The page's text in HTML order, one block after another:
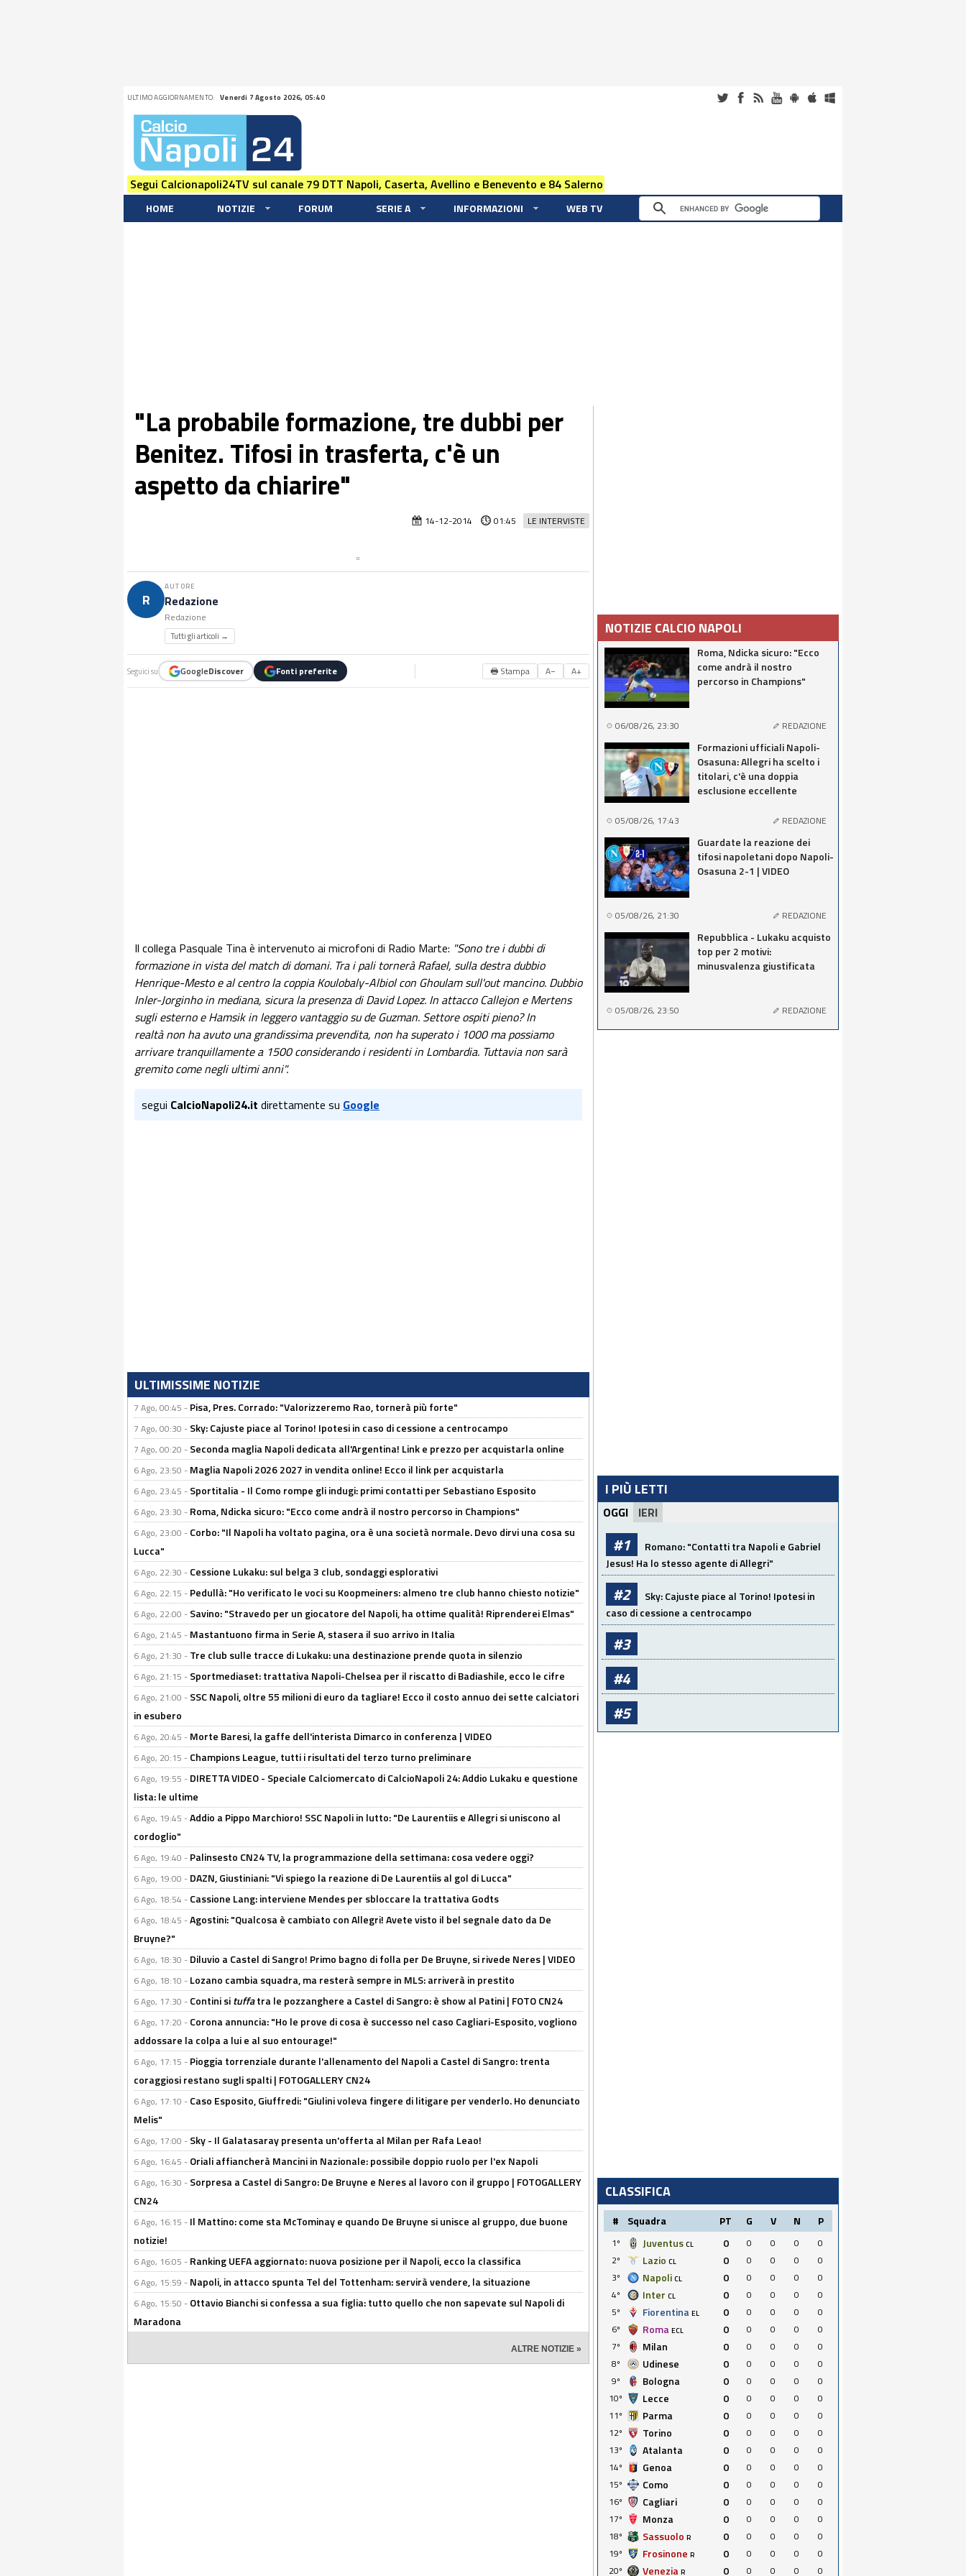
ULTIMO AGGIORNAMENTO: Venerdi 7 Agosto 2026, 05:40
Segui Calcionapoli24TV sul canale 79 DTT Napoli, Caserta, Avellino e Benevento e 84 Salerno
HOME NOTIZIE FORUM SERIE A INFORMAZIONI WEB TV
"La probabile formazione, tre dubbi per
Benitez. Tifosi in trasferta, c'è un
aspetto da chiarire"
LE INTERVISTE
14-12-2014 01:45
R
AUTORE
Redazione
Redazione
Tutti gli articoli →
Seguici su GoogleDiscover Fonti preferite 🖶 Stampa A− A+
Il collega Pasquale Tina è intervenuto ai microfoni di Radio Marte: "Sono tre i dubbi di
formazione in vista del match di domani. Tra i pali tornerà Rafael, sulla destra dubbio
Henrique-Mesto e al centro la coppia Koulobaly-Albiol con Ghoulam sull'out mancino. Dubbio
Inler-Jorginho in mediana, sicura la presenza di David Lopez. In attacco Callejon e Mertens
sugli esterno e Hamsik in leggero vantaggio su de Guzman. Settore ospiti pieno? In
realtà non ha avuto una grandissima prevendita, non ha superato i 1000 ma possiamo
arrivare tranquillamente a 1500 considerando i residenti in Lombardia. Tuttavia non sarà
gremito come negli ultimi anni".
segui CalcioNapoli24.it direttamente su Google
ULTIMISSIME NOTIZIE
7 Ago, 00:45 - Pisa, Pres. Corrado: "Valorizzeremo Rao, tornerà più forte"
7 Ago, 00:30 - Sky: Cajuste piace al Torino! Ipotesi in caso di cessione a centrocampo
7 Ago, 00:20 - Seconda maglia Napoli dedicata all'Argentina! Link e prezzo per acquistarla online
6 Ago, 23:50 - Maglia Napoli 2026 2027 in vendita online! Ecco il link per acquistarla
6 Ago, 23:45 - Sportitalia - Il Como rompe gli indugi: primi contatti per Sebastiano Esposito
6 Ago, 23:30 - Roma, Ndicka sicuro: "Ecco come andrà il nostro percorso in Champions"
6 Ago, 23:00 - Corbo: "Il Napoli ha voltato pagina, ora è una società normale. Devo dirvi una cosa su
Lucca"
6 Ago, 22:30 - Cessione Lukaku: sul belga 3 club, sondaggi esplorativi
6 Ago, 22:15 - Pedullà: "Ho verificato le voci su Koopmeiners: almeno tre club hanno chiesto notizie"
6 Ago, 22:00 - Savino: "Stravedo per un giocatore del Napoli, ha ottime qualità! Riprenderei Elmas"
6 Ago, 21:45 - Mastantuono firma in Serie A, stasera il suo arrivo in Italia
6 Ago, 21:30 - Tre club sulle tracce di Lukaku: una destinazione prende quota in silenzio
6 Ago, 21:15 - Sportmediaset: trattativa Napoli-Chelsea per il riscatto di Badiashile, ecco le cifre
6 Ago, 21:00 - SSC Napoli, oltre 55 milioni di euro da tagliare! Ecco il costo annuo dei sette calciatori
in esubero
6 Ago, 20:45 - Morte Baresi, la gaffe dell'interista Dimarco in conferenza | VIDEO
6 Ago, 20:15 - Champions League, tutti i risultati del terzo turno preliminare
6 Ago, 19:55 - DIRETTA VIDEO - Speciale Calciomercato di CalcioNapoli 24: Addio Lukaku e questione
lista: le ultime
6 Ago, 19:45 -Addio a Pippo Marchioro! SSC Napoli in lutto: "De Laurentiis e Allegri si uniscono al
cordoglio"
6 Ago, 19:40 - Palinsesto CN24 TV, la programmazione della settimana: cosa vedere oggi?
6 Ago, 19:00 - DAZN, Giustiniani: "Vi spiego la reazione di De Laurentiis al gol di Lucca"
6 Ago, 18:54 - Cassione Lang: interviene Mendes per sbloccare la trattativa Godts
6 Ago, 18:45 -Agostini: "Qualcosa è cambiato con Allegri! Avete visto il bel segnale dato da De
Bruyne?"
6 Ago, 18:30 - Diluvio a Castel di Sangro! Primo bagno di folla per De Bruyne, si rivede Neres | VIDEO
6 Ago, 18:10 - Lozano cambia squadra, ma resterà sempre in MLS: arriverà in prestito
6 Ago, 17:30 - Contini situffatra le pozzanghere a Castel di Sangro: è show al Patini | FOTO CN24
6 Ago, 17:20 - Corona annuncia: "Ho le prove di cosa è successo nel caso Cagliari-Esposito, vogliono
addossare la colpa a lui e al suo entourage!"
6 Ago, 17:15 - Pioggia torrenziale durante l'allenamento del Napoli a Castel di Sangro: trenta
coraggiosi restano sugli spalti | FOTOGALLERY CN24
6 Ago, 17:10 - Caso Esposito, Giuffredi: "Giulini voleva fingere di litigare per venderlo. Ho denunciato
Melis"
6 Ago, 17:00 - Sky - Il Galatasaray presenta un'offerta al Milan per Rafa Leao!
6 Ago, 16:45 - Oriali affiancherà Mancini in Nazionale: possibile doppio ruolo per l'ex Napoli
6 Ago, 16:30 - Sorpresa a Castel di Sangro: De Bruyne e Neres al lavoro con il gruppo | FOTOGALLERY
CN24
6 Ago, 16:15 - Il Mattino: come sta McTominay e quando De Bruyne si unisce al gruppo, due buone
notizie!
6 Ago, 16:05 - Ranking UEFA aggiornato: nuova posizione per il Napoli, ecco la classifica
6 Ago, 15:59 - Napoli, in attacco spunta Tel del Tottenham: servirà vendere, la situazione
6 Ago, 15:50 - Ottavio Bianchi si confessa a sua figlia: tutto quello che non sapevate sul Napoli di
Maradona
ALTRE NOTIZIE »
NOTIZIE CALCIO NAPOLI
Roma, Ndicka sicuro: "Ecco
come andrà il nostro
percorso in Champions"
06/08/26, 23:30 REDAZIONE
Formazioni ufficiali Napoli-
Osasuna: Allegri ha scelto i
titolari, c'è una doppia
esclusione eccellente
05/08/26, 17:43 REDAZIONE
Guardate la reazione dei
tifosi napoletani dopo Napoli-
Osasuna 2-1 | VIDEO
05/08/26, 21:30 REDAZIONE
Repubblica - Lukaku acquisto
top per 2 motivi:
minusvalenza giustificata
05/08/26, 23:50 REDAZIONE
I PIÙ LETTI
OGGI IERI
#1
Romano: "Contatti tra Napoli e Gabriel
Jesus! Ha lo stesso agente di Allegri"
#2
Sky: Cajuste piace al Torino! Ipotesi in
caso di cessione a centrocampo
#3
#4
#5
CLASSIFICA
# Squadra PT G V N P
1º Juventus CL 0 0 0 0
0
2º
Lazio CL 0 0 0 0
0
3º
Napoli CL 0 0 0 0
0
4º
Inter CL 0 0 0 0
0
5º
Fiorentina EL 0 0 0 0
0
6º
Roma ECL 0 0 0 0
0
7º
Milan 0 0 0 0
0
8º
Udinese 0 0 0 0
0
9º
Bologna 0 0 0 0
0
10º
Lecce 0 0 0 0
0
11º
Parma 0 0 0 0
0
12º
Torino 0 0 0 0
0
13º
Atalanta 0 0 0 0
0
14º
Genoa 0 0 0 0
0
15º
Como 0 0 0 0
0
16º
Cagliari 0 0 0 0
0
17º
Monza 0 0 0 0
0
18º
Sassuolo R 0 0 0 0
0
19º
Frosinone R 0 0 0 0
0
20º
Venezia R 0 0 0 0 0